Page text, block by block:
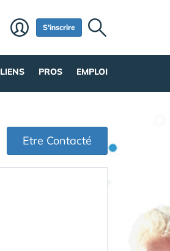
S'inscrire
LIENS PROS EMPLOI
Etre Contacté